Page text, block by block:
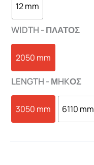
12 mm
WIDTH - ΠΛΑΤΟΣ
2050 mm
LENGTH - ΜHKΟΣ
3050 mm 6110 mm